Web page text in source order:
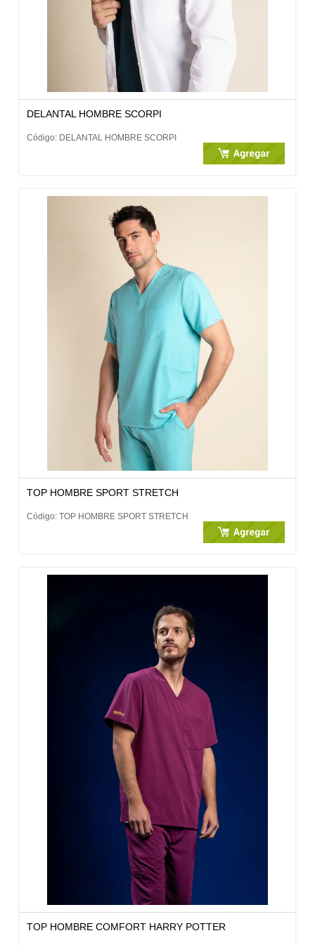
DELANTAL HOMBRE SCORPI
Código: DELANTAL HOMBRE SCORPI
TOP HOMBRE SPORT STRETCH
Código: TOP HOMBRE SPORT STRETCH
TOP HOMBRE COMFORT HARRY POTTER